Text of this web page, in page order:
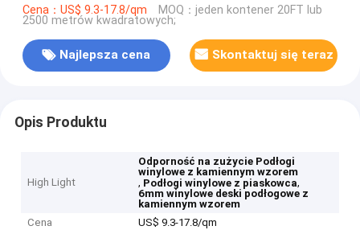
Cena：US$ 9.3-17.8/qm MOQ：jeden kontener 20FT lub
2500 metrów kwadratowych;
Najlepsza cena Skontaktuj się teraz
Opis Produktu
High Light
Odporność na zużycie Podłogi
winylowe z kamiennym wzorem
, Podłogi winylowe z piaskowca,
6mm winylowe deski podłogowe z
kamiennym wzorem
Cena
US$ 9.3-17.8/qm